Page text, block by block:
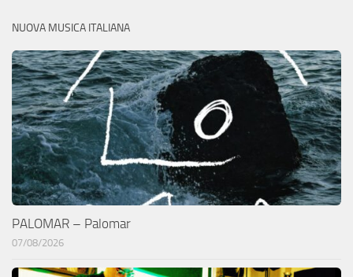
NUOVA MUSICA ITALIANA
PALOMAR – Palomar
07/08/2026